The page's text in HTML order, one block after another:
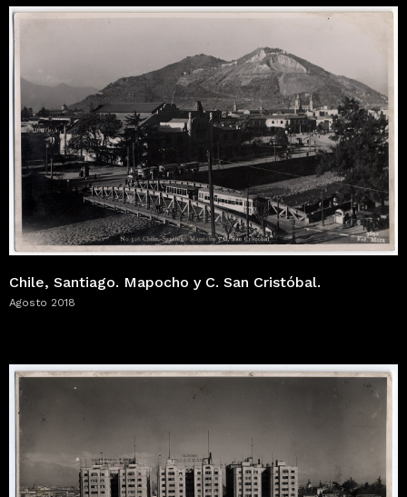
Chile, Santiago. Mapocho y C. San Cristóbal.
Agosto 2018